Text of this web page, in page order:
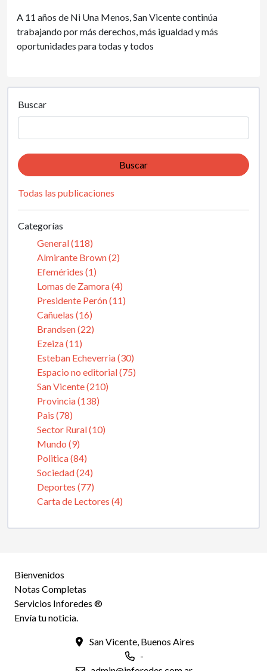
A 11 años de Ni Una Menos, San Vicente continúa
trabajando por más derechos, más igualdad y más
oportunidades para todas y todos
Buscar
Buscar
Todas las publicaciones
Categorías
General (118)
Almirante Brown (2)
Efemérides (1)
Lomas de Zamora (4)
Presidente Perón (11)
Cañuelas (16)
Brandsen (22)
Ezeiza (11)
Esteban Echeverria (30)
Espacio no editorial (75)
San Vicente (210)
Provincia (138)
Pais (78)
Sector Rural (10)
Mundo (9)
Politica (84)
Sociedad (24)
Deportes (77)
Carta de Lectores (4)
Bienvenidos
Notas Completas
Servicios Inforedes ®
Envía tu noticia.
San Vicente, Buenos Aires
-